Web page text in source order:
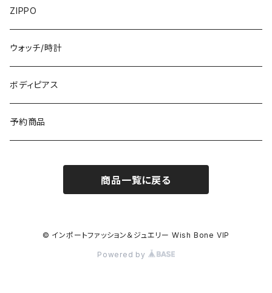
7000円
イタリア製ジャケット
コットンストール・スカーフ
冬物・マフラー
指輪・リング
ネックレス・ペンダントトップ
ピアス・イヤリング
ブレスレット・バングル
ZIPPO
ウォッチ/時計
ボディピアス
予約商品
商品一覧に戻る
© インポートファッション＆ジュエリー Wish Bone VIP
Powered by